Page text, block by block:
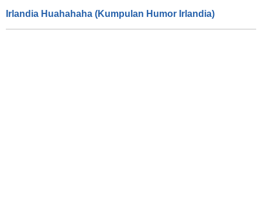
Irlandia Huahahaha (Kumpulan Humor Irlandia)